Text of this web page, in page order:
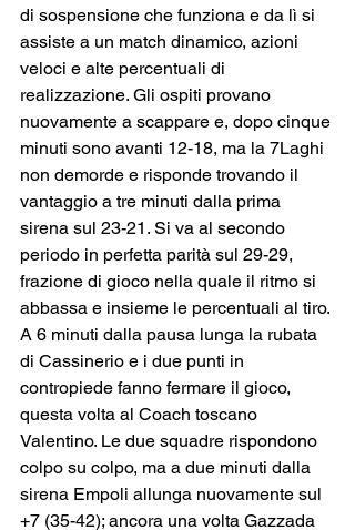
di sospensione che funziona e da lì si
assiste a un match dinamico, azioni
veloci e alte percentuali di
realizzazione. Gli ospiti provano
nuovamente a scappare e, dopo cinque
minuti sono avanti 12-18, ma la 7Laghi
non demorde e risponde trovando il
vantaggio a tre minuti dalla prima
sirena sul 23-21. Si va al secondo
periodo in perfetta parità sul 29-29,
frazione di gioco nella quale il ritmo si
abbassa e insieme le percentuali al tiro.
A 6 minuti dalla pausa lunga la rubata
di Cassinerio e i due punti in
contropiede fanno fermare il gioco,
questa volta al Coach toscano
Valentino. Le due squadre rispondono
colpo su colpo, ma a due minuti dalla
sirena Empoli allunga nuovamente sul
+7 (35-42); ancora una volta Gazzada